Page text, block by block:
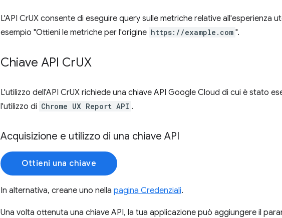
L'API CrUX consente di eseguire query sulle metriche relative all'esperienza
esempio "Ottieni le metriche per l'origine https://example.com ".
Chiave API CrUX
L'utilizzo dell'API CrUX richiede una chiave API Google Cloud di cui è stato
l'utilizzo di Chrome UX Report API .
Acquisizione e utilizzo di una chiave API
Ottieni una chiave
In alternativa, creane uno nella pagina Credenziali.
Una volta ottenuta una chiave API, la tua applicazione può aggiungere il